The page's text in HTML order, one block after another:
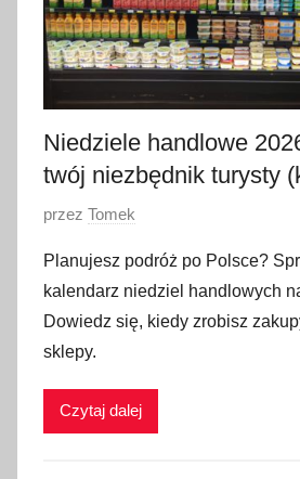
Niedziele handlowe
twój niezbędnik turysty
O
u
b
l
i
w
przez Tomek
Planujesz podróż po Polsce?
kalendarz niedziel handlowych
Dowiedz się, kiedy zrobisz
sklepy.
Czytaj dalej